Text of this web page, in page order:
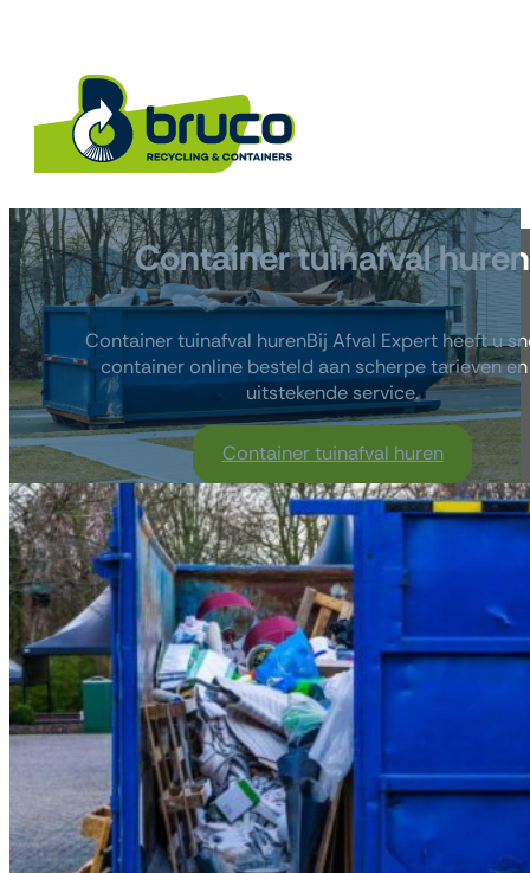
Container tuinafval huren
Container tuinafval hurenBij Afval Expert heeft u
container online besteld aan scherpe tarieven
uitstekende service.
Container tuinafval huren